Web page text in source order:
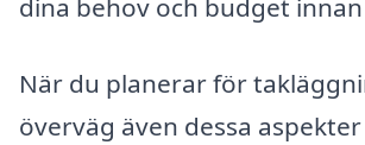
dina behov och budget
När du planerar för
överväg även dessa